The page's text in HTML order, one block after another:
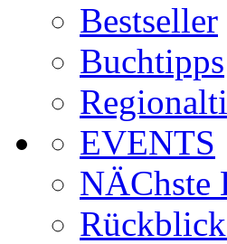
Bestseller
Buchtipps
EVENTS
NÄChste